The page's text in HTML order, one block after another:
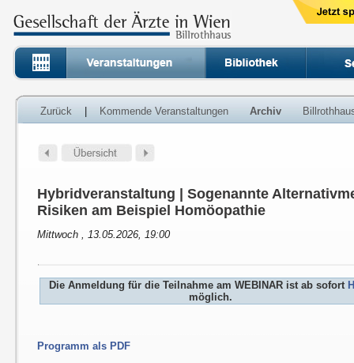
Zurück Kommende Veranstaltungen Archiv
Hybridveranstaltung | Sogenannte
Risiken am Beispiel Homöopathie
Mittwoch , 13.05.2026, 19:00
Die Anmeldung für die Teilnahme am WEBINAR ist ab sofort
möglich.
Programm als PDF